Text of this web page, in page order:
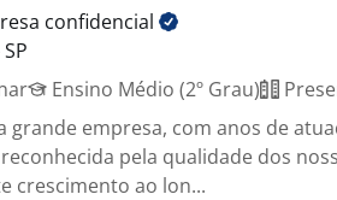
confidencial
Ensino Médio (2º Grau)
grande empresa, com anos de
pela qualidade dos
crescimento ao lon...